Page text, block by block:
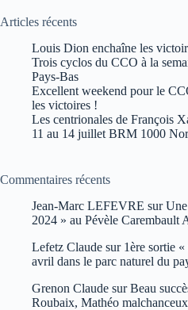
Articles récents
Louis Dion enchaîne les
Trois cyclos du CCO à la
Pays-Bas
Excellent weekend pour le
les victoires !
Les centrionales de François
11 au 14 juillet BRM 1000
Commentaires récents
Jean-Marc LEFEVRE sur
2024 » au Pévèle Carembault
Lefetz Claude sur 1ère sortie
avril dans le parc naturel du
Grenon Claude surBeau
Roubaix, Mathéo